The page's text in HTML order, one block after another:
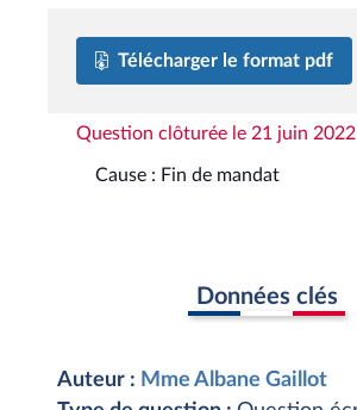
Télécharger le format pdf
Question clôturée le 21 juin 2022
Cause : Fin de mandat
Données clés
Auteur : Mme Albane Gaillot